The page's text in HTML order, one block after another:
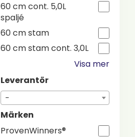
60 cm cont. 5,0L
spaljé
60 cm stam
60 cm stam cont. 3,0L
Visa mer
Leverantör
-
Märken
ProvenWinners®